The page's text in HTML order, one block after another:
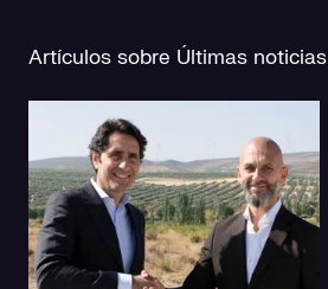
Artículos sobre Últimas noticias